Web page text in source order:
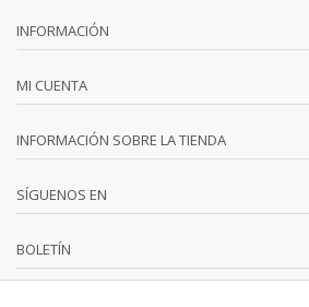
INFORMACIÓN
MI CUENTA
INFORMACIÓN SOBRE LA TIENDA
SÍGUENOS EN
BOLETÍN